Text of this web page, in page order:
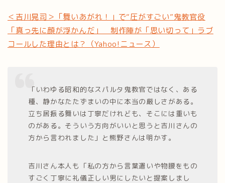
＜吉川晃司＞「舞いあがれ！」で“圧がすごい”鬼教官役
「真っ先に顔が浮かんだ」 制作陣が「思い切って」ラブ
コールした理由とは？（Yahoo!ニュース）
「いわゆる昭和的なスパルタ鬼教官ではなく、ある
種、静かなたたずまいの中に本当の厳しさがある。
立ち居振る舞いは丁寧だけれども、そこには重いも
のがある。そういう方向がいいと思うと吉川さんの
方から言われました」と熊野さんは明かす。
吉川さん本人も「私の方から言葉遣いや物腰をもの
すごく丁寧に礼儀正しい男にしたいと提案しまし